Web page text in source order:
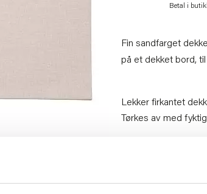
Betal i
Fin sandfarget
på et dekket bord,
Lekker firkantet
Tørkes av med